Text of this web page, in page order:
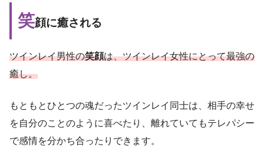
笑顔に癒される
ツインレイ男性の笑顔は、ツインレイ女性にとって最強の
癒し。
もともとひとつの魂だったツインレイ同士は、相手の幸せ
を自分のことのように喜べたり、離れていてもテレパシー
で感情を分かち合ったりできます。